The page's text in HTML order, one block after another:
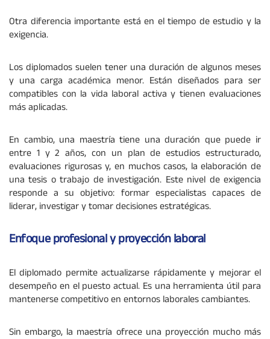
Otra diferencia importante está en el tiempo de estudio y la
exigencia.
Los diplomados suelen tener una duración de algunos meses
y una carga académica menor. Están diseñados para ser
compatibles con la vida laboral activa y tienen evaluaciones
más aplicadas.
En cambio, una maestría tiene una duración que puede ir
entre 1 y 2 años, con un plan de estudios estructurado,
evaluaciones rigurosas y, en muchos casos, la elaboración de
una tesis o trabajo de investigación. Este nivel de exigencia
responde a su objetivo: formar especialistas capaces de
liderar, investigar y tomar decisiones estratégicas.
Enfoque profesional y proyección laboral
El diplomado permite actualizarse rápidamente y mejorar el
desempeño en el puesto actual. Es una herramienta útil para
mantenerse competitivo en entornos laborales cambiantes.
Sin embargo, la maestría ofrece una proyección mucho más